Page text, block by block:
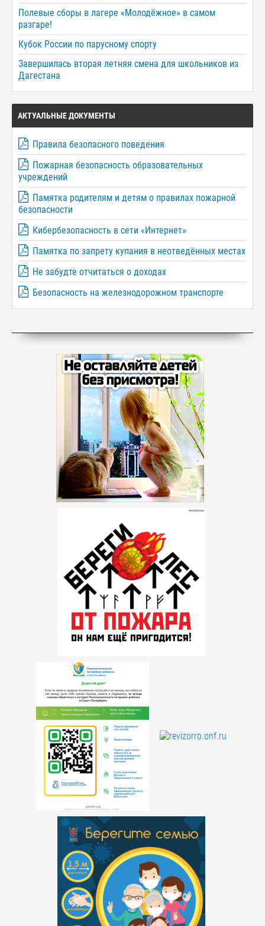
Полевые сборы в лагере «Молодёжное» в самом
разгаре!
Кубок России по парусному спорту
Завершилась вторая летняя смена для школьников из
Дагестана
АКТУАЛЬНЫЕ ДОКУМЕНТЫ
Правила безопасного поведения
Пожарная безопасность образовательных
учреждений
Памятка родителям и детям о правилах пожарной
безопасности
Кибербезопасность в сети «Интернет»
Памятка по запрету купания в неотведённых местах
Не забудте отчитаться о доходах
Безопасность на железнодорожном транспорте